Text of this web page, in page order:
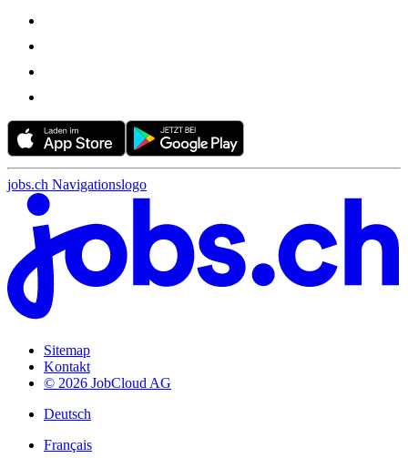
jobs.ch Navigationslogo
Sitemap
Kontakt
© 2026 JobCloud AG
Deutsch
Français